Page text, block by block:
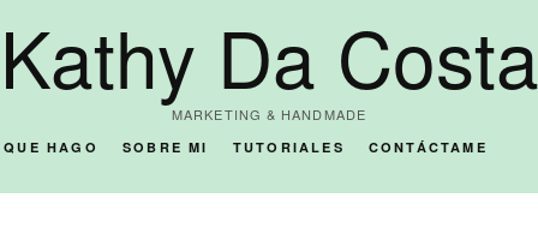
Kathy Da Costa
MARKETING & HANDMADE
HAGO SOBRE MI TUTORIALES CONTÁCTAME